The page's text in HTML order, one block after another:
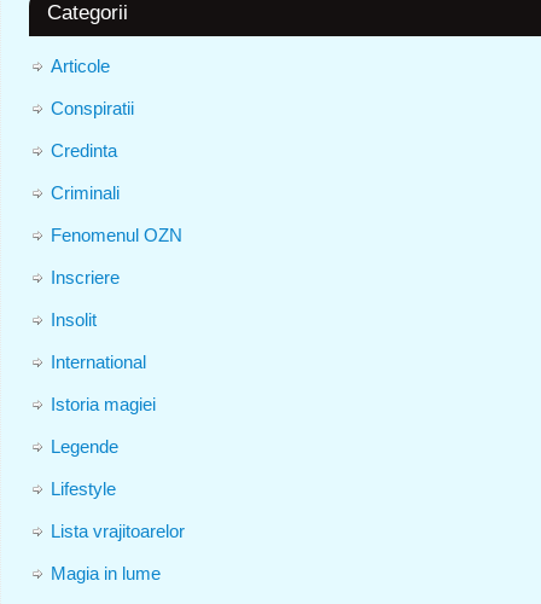
Categorii
Articole
Conspiratii
Credinta
Criminali
Fenomenul OZN
Inscriere
Insolit
International
Istoria magiei
Legende
Lifestyle
Lista vrajitoarelor
Magia in lume